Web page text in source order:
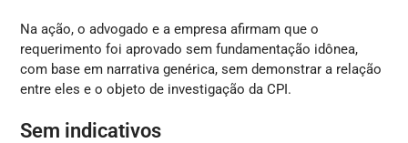
Na ação, o advogado e a empresa afirmam que o
requerimento foi aprovado sem fundamentação idônea,
com base em narrativa genérica, sem demonstrar a relação
entre eles e o objeto de investigação da CPI.
Sem indicativos